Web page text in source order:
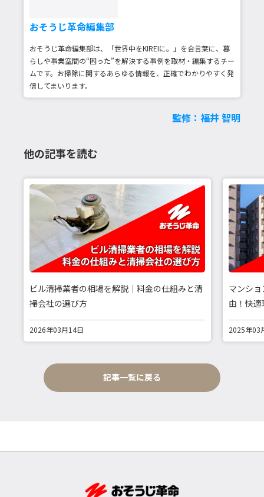
おそうじ革命編集部
おそうじ革命編集部は、「世界中をKIREIに。」を合言葉に、暮
らしや事業空間の“困った”を解決する事例を取材・編集するチー
ムです。お掃除に関するあらゆる情報を、正確でわかりやすく発
信してまいります。
監修：福井 智明
他の記事を読む
ビル清掃業者の相場を解説｜料金の仕組みと清
掃会社の選び方
2026年03月14日
マンシ
由！快
2025年03
記事一覧に戻る